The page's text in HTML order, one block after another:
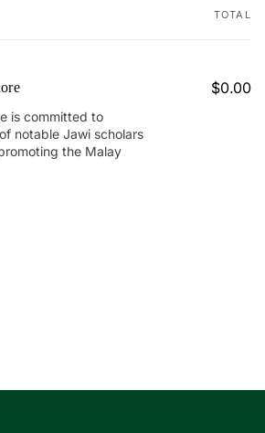
TOTAL
is committed to
notable Jawi scholars
the Malay
$0.00